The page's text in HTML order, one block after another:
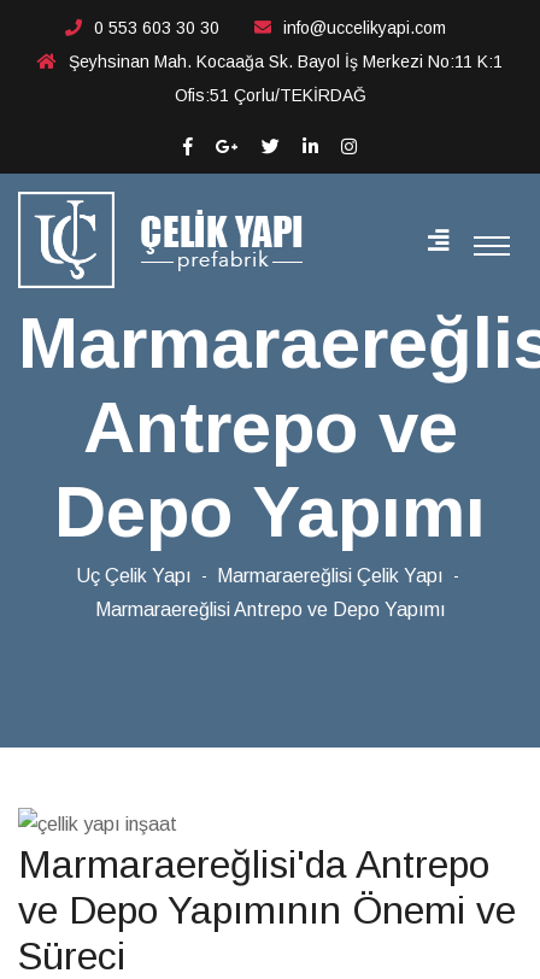
Marmaraereğlisi Antrepo
ve Depo Yapımı
0 553 603 30 30
info@uccelikyapi.com
Şeyhsinan Mah. Kocaağa Sk. Bayol İş Merkezi No:11 K:1
Ofis:51 Çorlu/TEKİRDAĞ
Antrepo ve
Depo Yapımı
Uç Çelik Yapı
Marmaraereğlisi Çelik Yapı
Marmaraereğlisi Antrepo ve Depo Yapımı
Marmaraereğlisi'da Antrepo
ve Depo Yapımının Önemi ve
Süreci